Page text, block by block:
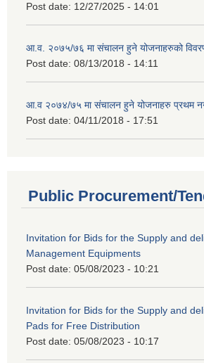
Post date: 12/27/2025 - 14:01
आ.व. २०७५/७६ मा संचालन हुने योजनाहरुको
Post date: 08/13/2018 - 14:11
आ.व २०७४/७५ मा संचालन हुने योजनाहरु प्रथम
Post date: 04/11/2018 - 17:51
Public Procurement/
Invitation for Bids for the Supply and
Management Equipments
Post date: 05/08/2023 - 10:21
Invitation for Bids for the Supply and
Pads for Free Distribution
Post date: 05/08/2023 - 10:17